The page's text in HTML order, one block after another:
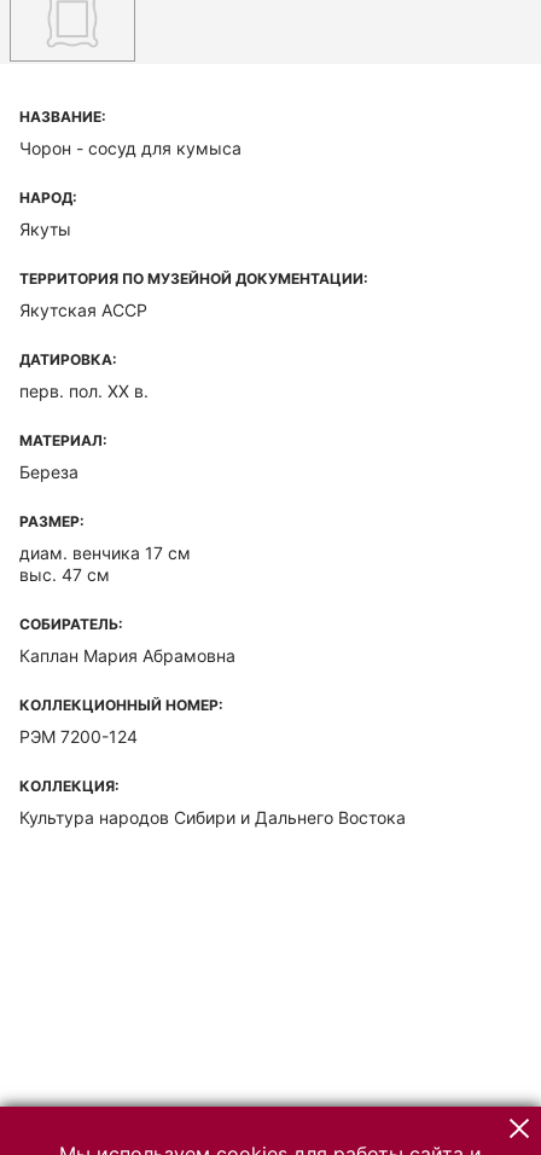
НАЗВАНИЕ:
Чорон - сосуд для кумыса
НАРОД:
Якуты
ТЕРРИТОРИЯ ПО МУЗЕЙНОЙ ДОКУМЕНТАЦИИ:
Якутская ACCP
ДАТИРОВКА:
перв. пол. XX в.
МАТЕРИАЛ:
Береза
РАЗМЕР:
диам. венчика 17 см
выс. 47 см
СОБИРАТЕЛЬ:
Каплан Мария Абрамовна
КОЛЛЕКЦИОННЫЙ НОМЕР:
РЭМ 7200-124
КОЛЛЕКЦИЯ:
Культура народов Сибири и Дальнего Востока